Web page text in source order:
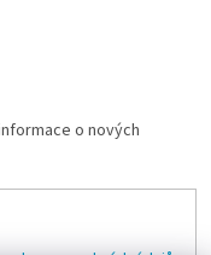
o nových